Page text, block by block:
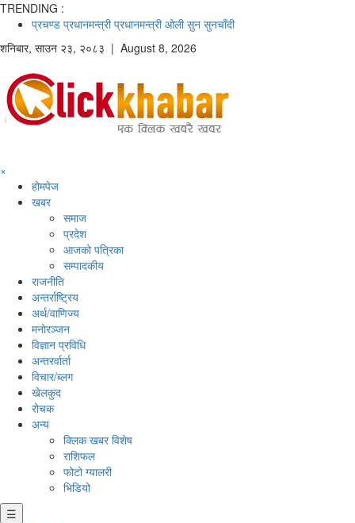
TRENDING :
प्रचण्ड प्रधानमन्त्री प्रधानमन्त्री ओली सुन सुनचाँदी
शनिबार, साउन २३, २०८३ | August 8, 2026
×
होमपेज
खबर
समाज
प्रदेश
आजको पत्रिका
सम्पादकीय
राजनीति
अन्तर्राष्ट्रिय
अर्थ/वाणिज्य
मनाेरञ्जन
विज्ञान प्रविधि
अन्तरर्वार्ता
विचार/ब्लग
खेलकुद
रोचक
अन्य
क्लिक खबर विशेष
राशिफल
फोटो ग्यालरी
भिडियो
☰